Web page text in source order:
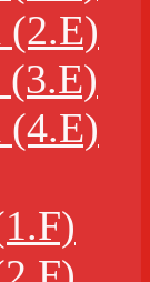
(2.E)
(3.E)
(4.E)